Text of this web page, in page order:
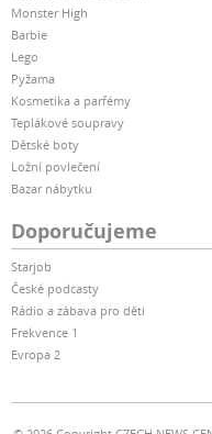
Monster High
Barbie
Lego
Pyžama
Kosmetika a parfémy
Teplákové soupravy
Dětské boty
Ložní povlečení
Bazar nábytku
Doporučujeme
Starjob
České podcasty
Rádio a zábava pro děti
Frekvence 1
Evropa 2